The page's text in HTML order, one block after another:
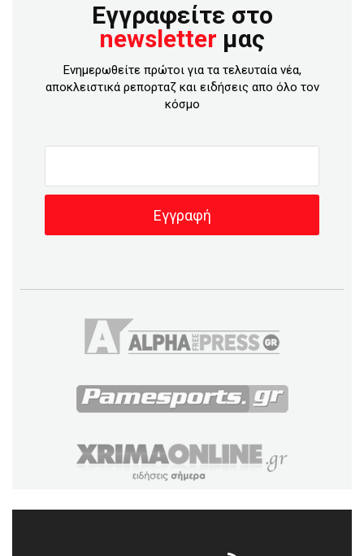
Εγγραφείτε στο
newsletter μας
Ενημερωθείτε πρώτοι για τα τελευταία νέα,
αποκλειστικά ρεπορταζ και ειδήσεις απο όλο τον
κόσμο